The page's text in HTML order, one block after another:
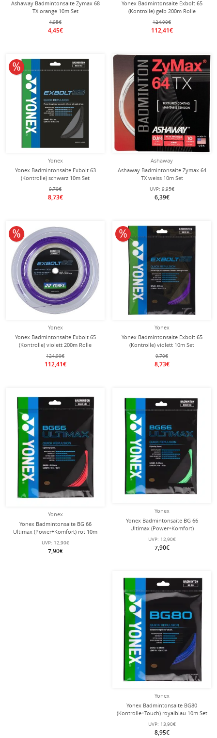
Ashaway Badmintonsaite Zymax 68
TX orange 10m Set
4,95€
4,45€
Yonex Badmintonsaite Exbolt 65
(Kontrolle) gelb 200m Rolle
124,90€
112,41€
Yonex
Yonex Badmintonsaite Exbolt 63
(Kontrolle) schwarz 10m Set
9,70€
8,73€
10% reduziert
Ashaway
Ashaway Badmintonsaite Zymax 64
TX weiss 10m Set
UVP: 9,95€
6,39€
Yonex
Yonex Badmintonsaite Exbolt 65
(Kontrolle) violett 200m Rolle
124,90€
112,41€
10% reduziert
Yonex
Yonex Badmintonsaite Exbolt 65
(Kontrolle) violett 10m Set
9,70€
8,73€
10% reduziert
Yonex
Yonex Badmintonsaite BG 66
Ultimax (Power+Komfort) rot 10m
Set
UVP: 12,90€
7,90€
Yonex
Yonex Badmintonsaite BG 66
Ultimax (Power+Komfort)
pastellgrün 10m Set
UVP: 12,90€
7,90€
Yonex
Yonex Badmintonsaite BG80
(Kontrolle+Touch) royalblau 10m Set
UVP: 13,90€
8,95€